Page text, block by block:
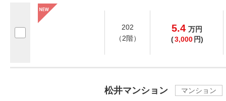
202
（2階）
5.4 万円
(3,000 円)
松井マンション
マンション